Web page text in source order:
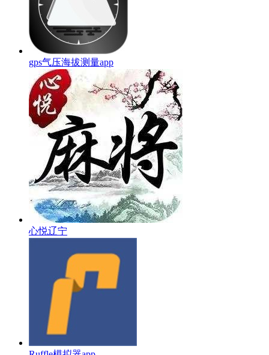
gps气压海拔测量app
心悦辽宁